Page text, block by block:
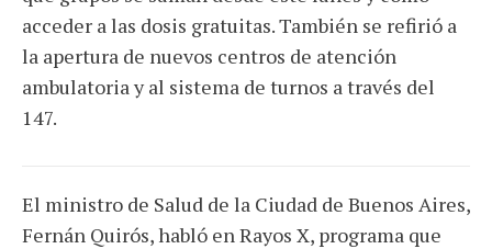
acceder a las dosis gratuitas. También se refirió a
la apertura de nuevos centros de atención
ambulatoria y al sistema de turnos a través del
147.
El ministro de Salud de la Ciudad de Buenos Aires,
Fernán Quirós, habló en Rayos X, programa que